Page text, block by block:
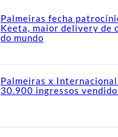
Palmeiras fecha
Keeta, maior delivery de
do mundo
Palmeiras x
30.900 ingressos